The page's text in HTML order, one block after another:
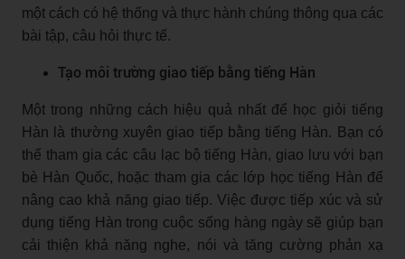
một cách có hệ thống và thực hành chúng thông qua các
bài tập, câu hỏi thực tế.
Tạo môi trường giao tiếp bằng tiếng Hàn
Một trong những cách hiệu quả nhất để học giỏi tiếng
Hàn là thường xuyên giao tiếp bằng tiếng Hàn. Bạn có
thể tham gia các câu lạc bộ tiếng Hàn, giao lưu với bạn
bè Hàn Quốc, hoặc tham gia các lớp học tiếng Hàn để
nâng cao khả năng giao tiếp. Việc được tiếp xúc và sử
dụng tiếng Hàn trong cuộc sống hàng ngày sẽ giúp bạn
cải thiện khả năng nghe, nói và tăng cường phản xạ